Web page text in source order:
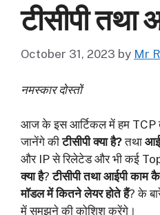
टीसीपी तथा
October 31, 2023 by Mr
नमस्कार दोस्तों
आज के इस आर्टिकल में हम TCP
जानेंगे कीटीसीपी क्या है?तथा
और IP से रिलेटेड और भी कई
क्या है?टीसीपी तथा आईपी काम
मॉडल में कितने लेयर होते हैं? के
में समझने की कोशिश करेंगे।